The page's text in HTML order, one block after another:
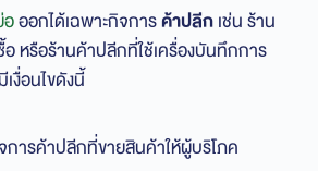
ออกได้เฉพาะกิจการค้าปลีกเช่น ร้าน
หรือร้านค้าปลีกที่ใช้เครื่องบันทึกการ
เงื่อนไขดังนี้
การค้าปลีกที่ขายสินค้าให้ผู้บริโภค